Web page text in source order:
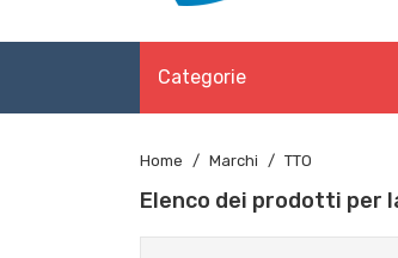
Categorie
Home Marchi TTO
Elenco dei prodotti per